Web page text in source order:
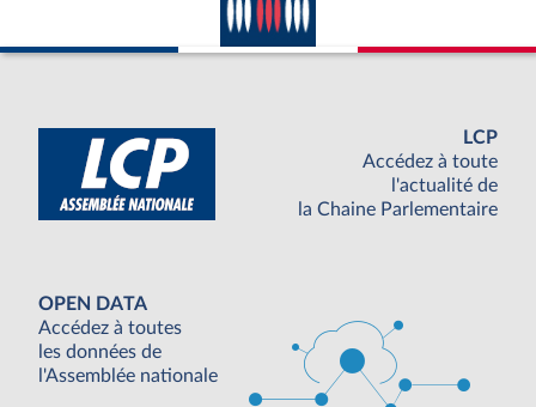
LCP
Accédez à toute
l'actualité de
la Chaine Parlementaire
OPEN DATA
Accédez à toutes
les données de
l'Assemblée nationale